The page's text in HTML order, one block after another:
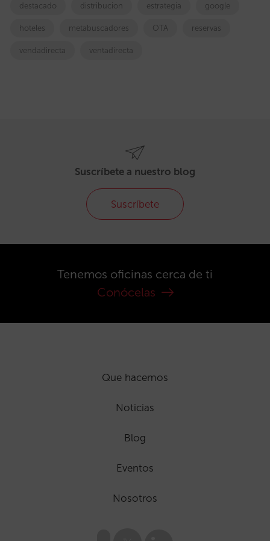
destacado distribucion estrategia google
hoteles metabuscadores OTA reservas
vendadirecta ventadirecta
Suscríbete a nuestro blog
Suscríbete
Tenemos oficinas cerca de ti
Conócelas
Que hacemos
Noticias
Blog
Eventos
Nosotros